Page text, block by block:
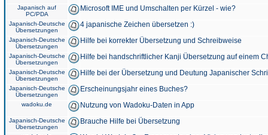
Japanisch auf
PC/PDA
Microsoft IME und Umschalten per Kürzel - wie?
Japanisch-Deutsche
Übersetzungen
4 japanische Zeichen übersetzen :)
Japanisch-Deutsche
Übersetzungen
Hilfe bei korrekter Übersetzung und Schreibweise
Japanisch-Deutsche
Übersetzungen
Hilfe bei handschriftlicher Kanji Übersetzung auf einem
Japanisch-Deutsche
Übersetzungen
Hilfe bei der Übersetzung und Deutung Japanischer
Japanisch-Deutsche
Übersetzungen
Erscheinungsjahr eines Buches?
wadoku.de Nutzung von Wadoku-Daten in App
Japanisch-Deutsche
Übersetzungen
Brauche Hilfe bei Übersetzung